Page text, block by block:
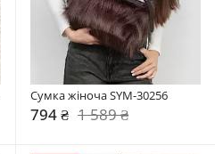
Сумка жіноча SYM-30256
794 ₴ 1 589 ₴